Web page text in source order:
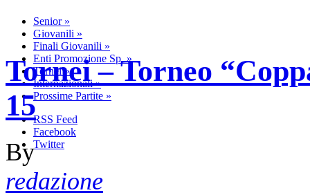
Senior»
Giovanili »
Finali Giovanili »
Enti Promozione Sp.»
Tornei»
Internazionali»
Prossime Partite »
RSS Feed
Facebook
Twitter
Tornei – Torneo
15
By
redazione